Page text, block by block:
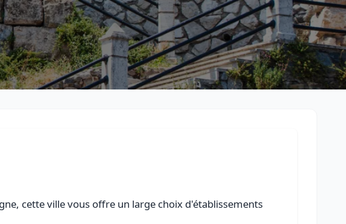
cette ville vous offre un large choix d'établissements